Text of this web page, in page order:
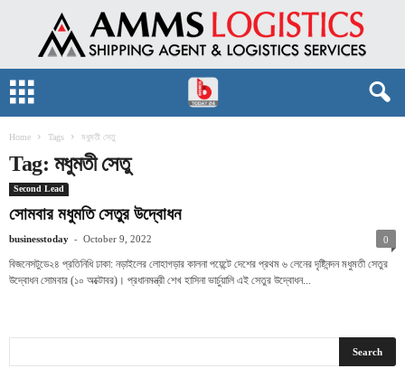
Home Tags মধুমতী সেতু
Tag: মধুমতী সেতু
Second Lead
সোমবার মধুমতি সেতুর উদ্বোধন
businesstoday - October 9, 2022 0
বিজনেসটুডে২৪ প্রতিনিধি ঢাকা: নড়াইলের লোহাগড়ার কালনা পয়েন্টে দেশের প্রথম ৬ লেনের দৃষ্টিনন্দন মধুমতী সেতুর
উদ্বোধন সোমবার (১০ অক্টোবর)। প্রধানমন্ত্রী শেখ হাসিনা ভার্চুয়ালি এই সেতুর উদ্বোধন...